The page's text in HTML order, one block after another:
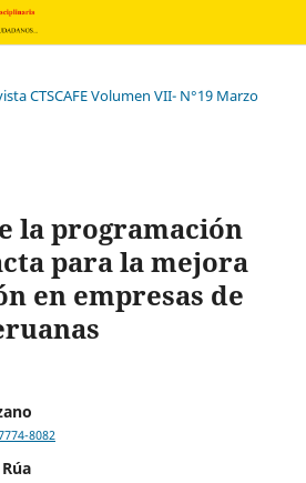
CTSCAFE Volumen VII- N°19 Marzo
la programación
para la mejora
en empresas de
8082